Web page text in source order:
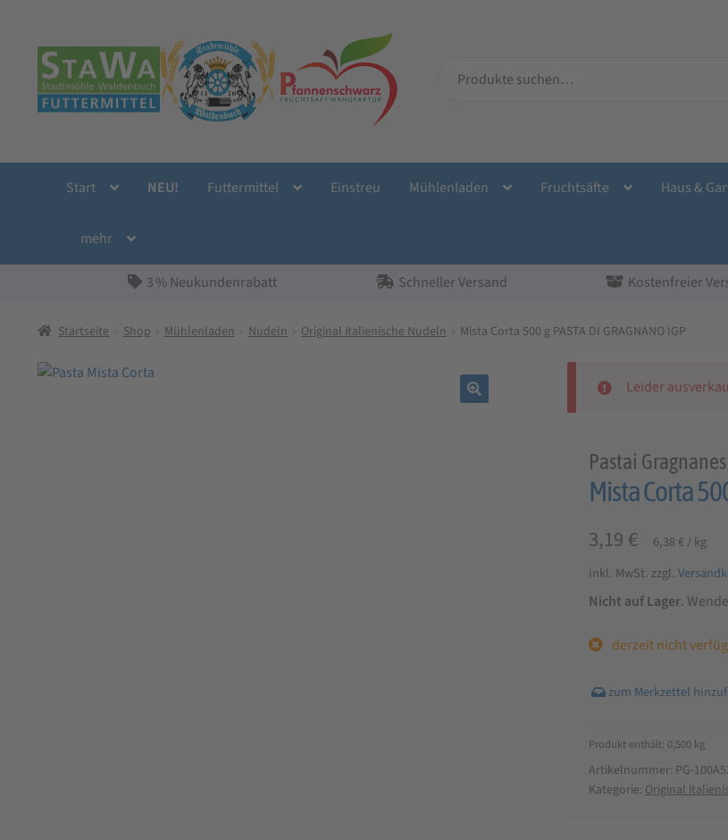
Navigation
springen
Inhalt
springen
nach:
Start NEU! Futtermittel Einstreu Mühlenladen Fruchtsäfte Haus &
mehr
3 % Neukundenrabatt Schneller Versand Kostenfreier
Startseite Shop Mühlenladen Nudeln Original italienische Nudeln Mista Corta 500 g PASTA DI GRAGNANO IGP
Leider
Pastai
Mista Corta
3,19 € 6,38 € /kg
inkl. MwSt. zzgl.
Nicht auf Lager.
derzeit nicht
Produkt enthält: 0,500 kg
Artikelnummer: PG-
Kategorie: Original